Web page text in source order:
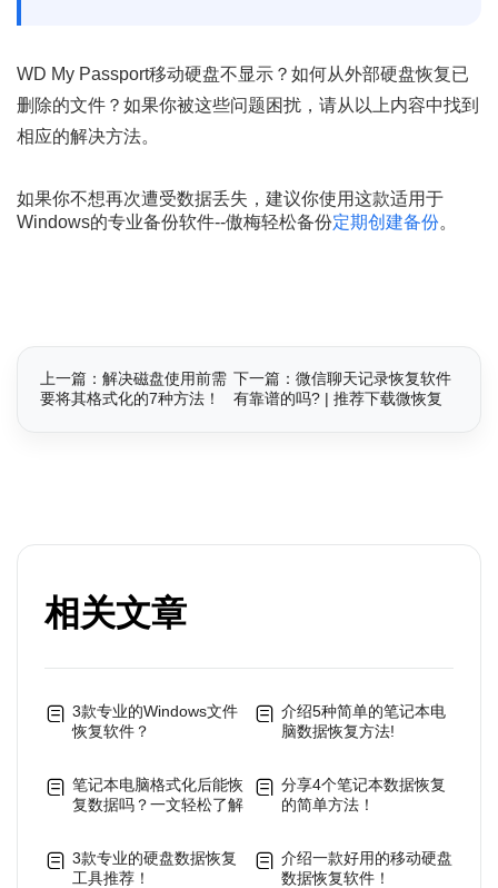
WD My Passport移动硬盘不显示？如何从外部硬盘恢复已
删除的文件？如果你被这些问题困扰，请从以上内容中找到
相应的解决方法。
如果你不想再次遭受数据丢失，建议你使用这款适用于
Windows的专业备份软件--傲梅轻松备份定期创建备份。
上一篇：解决磁盘使用前需
要将其格式化的7种方法！
下一篇：微信聊天记录恢复软件
有靠谱的吗? | 推荐下载微恢复
相关文章
3款专业的Windows文件
恢复软件？
笔记本电脑格式化后能恢
复数据吗？一文轻松了解
3款专业的硬盘数据恢复
工具推荐！
介绍5种简单的笔记本电
脑数据恢复方法!
分享4个笔记本数据恢复
的简单方法！
介绍一款好用的移动硬盘
数据恢复软件！